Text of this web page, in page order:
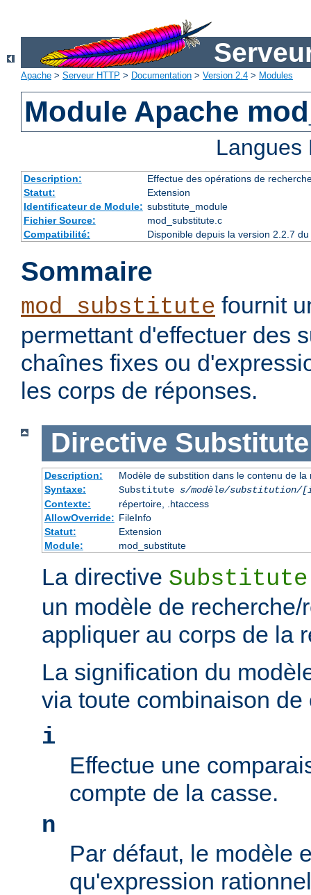
Apache > Serveur HTTP > Documentation > Version 2.4 > Modules
Module Apache
Description:
Effectue des opérations de
Statut:
Extension
Identificateur de Module: substitute_module
Fichier Source:
mod_substitute.c
Compatibilité:
Disponible depuis la version 2.2.7
Sommaire
mod_substitute fournit
permettant d'effectuer des
chaînes fixes ou
les corps de réponses.
Directive Substitute
Description:
Modèle de substition dans le contenu de la
Syntaxe:
Substitute s/modèle/substitution/
Contexte:
répertoire, .htaccess
AllowOverride: FileInfo
Statut:
Extension
Module:
mod_substitute
La directive Substitute
un modèle de
appliquer au corps de la
La signification du
via toute combinaison de
i
Effectue une
compte de la casse.
n
Par défaut, le modèle
qu'expression